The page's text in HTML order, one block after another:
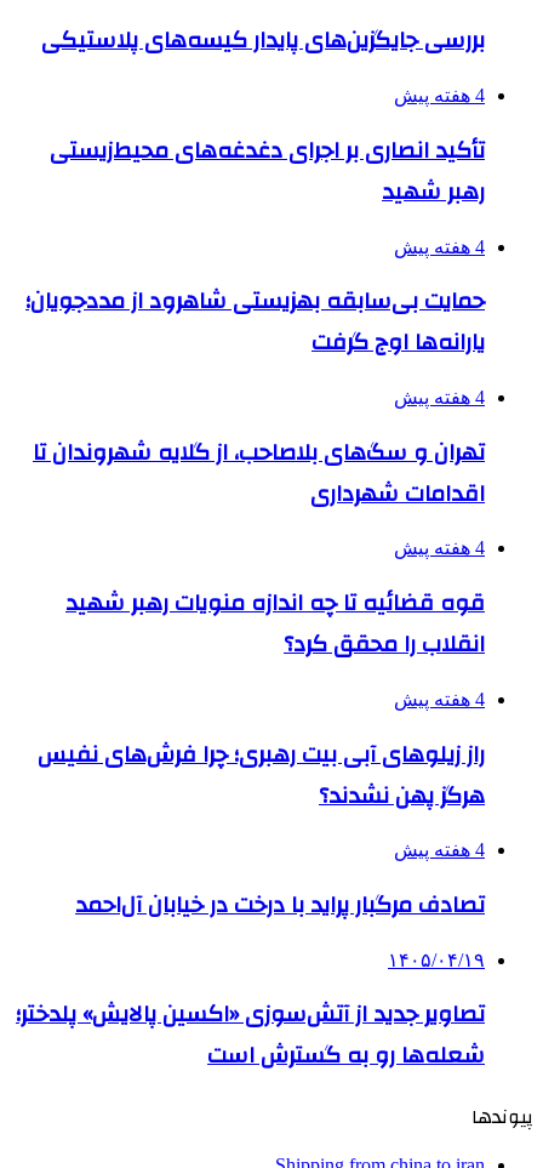
بررسی جایگزین‌های پایدار کیسه‌های پلاستیکی
4 هفته پیش
تأکید انصاری بر اجرای دغدغه‌های محیط‌زیستی
رهبر شهید
4 هفته پیش
حمایت بی‌سابقه بهزیستی شاهرود از مددجویان؛
یارانه‌ها اوج گرفت
4 هفته پیش
تهران و سگ‌های بلاصاحب، از گلایه شهروندان تا
اقدامات شهرداری
4 هفته پیش
قوه قضائیه تا چه اندازه منویات رهبر شهید
انقلاب را محقق کرد؟
4 هفته پیش
راز زیلوهای آبی بیت رهبری؛ چرا فرش‌های نفیس
هرگز پهن نشدند؟
4 هفته پیش
تصادف مرگبار پراید با درخت در خیابان آل‌احمد
۱۴۰۵/۰۴/۱۹
تصاویر جدید از آتش‌سوزی «اکسین پالایش» پلدختر؛
شعله‌ها رو به گسترش است
پیوندها